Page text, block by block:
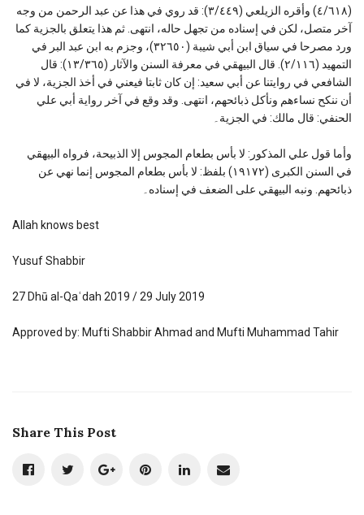
(٤/٦١٨) وأقره الزيلعي (٣/٤٤٩): قد روي في هذا عن عبد الرحمن من وجه
آخر متصل، لكن في إسناده من تجهل حاله، انتهى. ثم هذا يتعلق بالجزية كما
ورد مصرحا في سياق ابن أبي شيبة (٣٢٦٥٠)، وجزم به ابن عبد البر في
التمهيد (٢/١١٦). قال البيهقي في معرفة السنن والآثار (١٣/٣٦٥): قال
الشافعي في روايتنا عن أبي سعيد: إن كان ثابتا فيعني في أخذ الجزية، لا في
أن ننكح نساءهم ونأكل ذبائحهم، انتهى. وقد وقع في آخر رواية أبي علي
الحنفي: قال مالك: في الجزية۔
وأما قول علي المذكور: لا بأس بطعام المجوس إلا الذبيحة، فرواه البيهقي
في السنن الكبرى (١٩١٧٢) بلفظ: لا بأس بطعام المجوس إنما نهي عن
ذبائحهم. ونبه البيهقي على الضعف في إسناده۔
Allah knows best
Yusuf Shabbir
27 Dhū al-Qaʿdah 2019 / 29 July 2019
Approved by: Mufti Shabbir Ahmad and Mufti Muhammad Tahir
Share This Post